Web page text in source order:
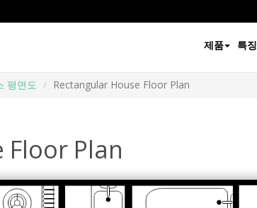
제품 특징
평면도 Rectangular House Floor Plan
Floor Plan